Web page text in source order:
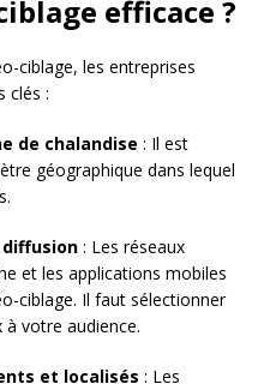
efficace ?
ciblage, les entreprises
clés :
de chalandise : Il est
géographique dans lequel
diffusion : Les réseaux
et les applications mobiles
ciblage. Il faut sélectionner
votre audience.
et localisés : Les